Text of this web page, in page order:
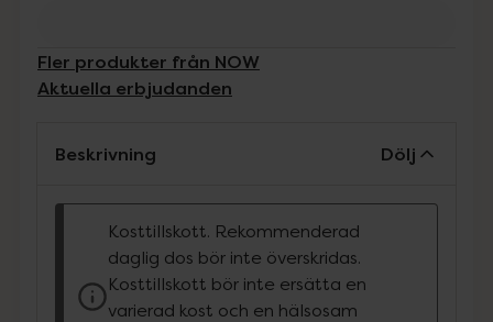
Fler produkter från NOW
Aktuella erbjudanden
Beskrivning Dölj
Kosttillskott. Rekommenderad
daglig dos bör inte överskridas.
Kosttillskott bör inte ersätta en
varierad kost och en hälsosam